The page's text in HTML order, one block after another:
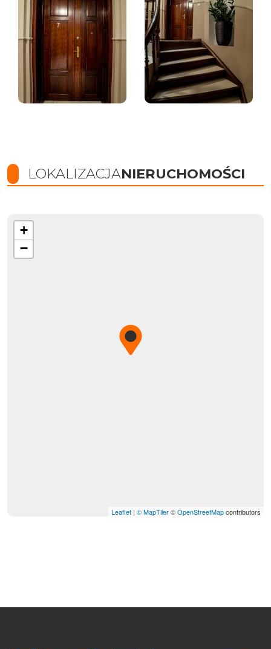
LOKALIZACJANIERUCHOMOŚCI
+
−
Leaflet | © MapTiler©OpenStreetMapcontributors